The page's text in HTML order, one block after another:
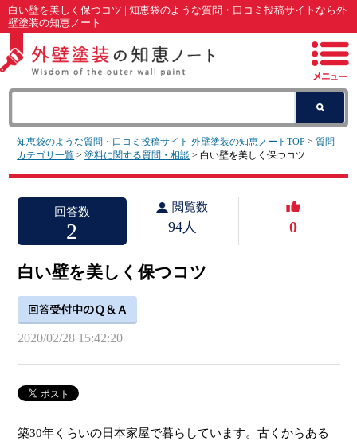
白い壁を美しく保つコツ | 知恵袋のような質問・口コミ投稿サイトなら外
壁塗装の知恵ノート
知恵袋のような質問・口コミ投稿サイト 外壁塗装の知恵ノートTOP >質問
カテゴリ一覧 >塗料に関する質問・相談 > 白い壁を美しく保つコツ
回答数
2
閲覧数
94人 0
白い壁を美しく保つコツ
2020/02/28 15:42:20
築30年くらいの日本家屋で暮らしています。古くからある